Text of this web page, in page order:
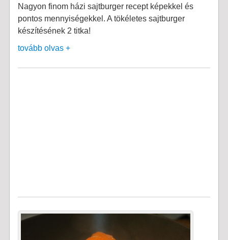
Nagyon finom házi sajtburger recept képekkel és
pontos mennyiségekkel. A tökéletes sajtburger
készítésének 2 titka!
tovább olvas +